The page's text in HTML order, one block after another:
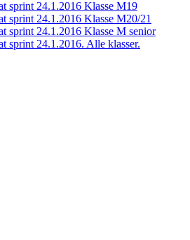
sprint 24.1.2016 Klasse M19
sprint 24.1.2016 Klasse M20/21
sprint 24.1.2016 Klasse M senior
sprint 24.1.2016. Alle klasser.